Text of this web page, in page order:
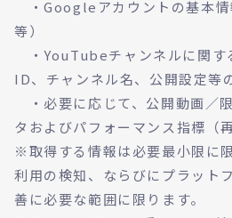
・Googleアカウントの基本情
等）
・YouTubeチャンネルに関す
ID、チャンネル名、公開設定等
・必要に応じて、公開動画／
タおよびパフォーマンス指標（
※取得する情報は必要最小限に
利用の検知、ならびにプラット
善に必要な範囲に限ります。